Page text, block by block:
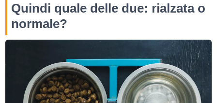
Quindi quale delle due: rialzata o
normale?